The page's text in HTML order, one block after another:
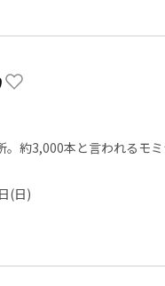
約3,000本と言われるモ
(日)